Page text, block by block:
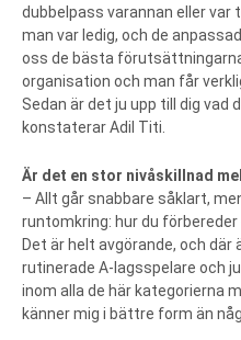
dubbelpass varannan eller var
man var ledig, och de
oss de bästa
organisation och man får
Sedan är det ju upp till dig vad
konstaterar Adil Titi.
Är det en stor nivåskillnad
– Allt går snabbare såklart,
runtomkring: hur du
Det är helt avgörande, och
rutinerade A-lagsspelare och
inom alla de här kategorierna
känner mig i bättre form än